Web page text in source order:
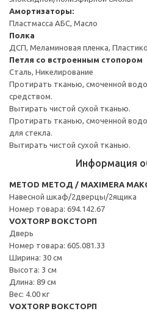
Амортизаторы:
Пластмасса АБС, Масло
Полка
ДСП, Меламиновая пленка,
Петля со встроенным стопором
Сталь, Никелирование
Протирать тканью, смоченной
средством.
Вытирать чистой сухой тканью.
Протирать тканью, смоченной
для стекла.
Вытирать чистой сухой тканью.
Информация
METOD МЕТОД / MAXIMERA
Навесной шкаф/2дверцы/2ящика
Номер товара: 694.142.67
VOXTORP ВОКСТОРП
Дверь
Номер товара: 605.081.33
Ширина: 30 см
Высота: 3 см
Длина: 89 см
Вес: 4.00 кг
VOXTORP ВОКСТОРП